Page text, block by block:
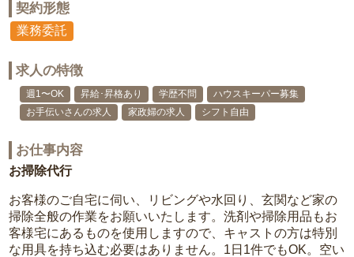
契約形態
業務委託
求人の特徴
週1〜OK 昇給･昇格あり 学歴不問
ハウスキーパー募集
お手伝いさんの求人
家政婦の求人 シフト自由
お仕事内容
お掃除代行
お客様のご自宅に伺い、リビングや水回り、玄関など家の
掃除全般の作業をお願いいたします。洗剤や掃除用品もお
客様宅にあるものを使用しますので、キャストの方は特別
な用具を持ち込む必要はありません。1日1件でもOK。空い